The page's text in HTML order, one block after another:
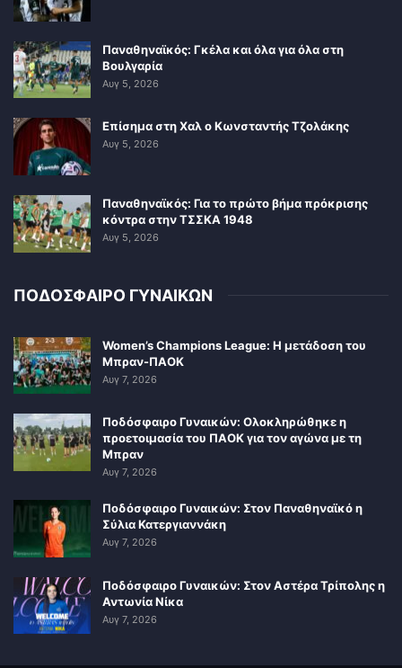
Παναθηναϊκός: Γκέλα και όλα για όλα στη
Βουλγαρία
Αυγ 5, 2026
Επίσημα στη Χαλ ο Κωνσταντής Τζολάκης
Αυγ 5, 2026
Παναθηναϊκός: Για το πρώτο βήμα πρόκρισης
κόντρα στην ΤΣΣΚΑ 1948
Αυγ 5, 2026
ΠΟΔΟΣΦΑΙΡΟ ΓΥΝΑΙΚΩΝ
Women’s Champions League: Η μετάδοση του
Μπραν-ΠΑΟΚ
Αυγ 7, 2026
Ποδόσφαιρο Γυναικών: Ολοκληρώθηκε η
προετοιμασία του ΠΑΟΚ για τον αγώνα με τη
Μπραν
Αυγ 7, 2026
Ποδόσφαιρο Γυναικών: Στον Παναθηναϊκό η
Σύλια Κατεργιαννάκη
Αυγ 7, 2026
Ποδόσφαιρο Γυναικών: Στον Αστέρα Τρίπολης η
Αντωνία Νίκα
Αυγ 7, 2026